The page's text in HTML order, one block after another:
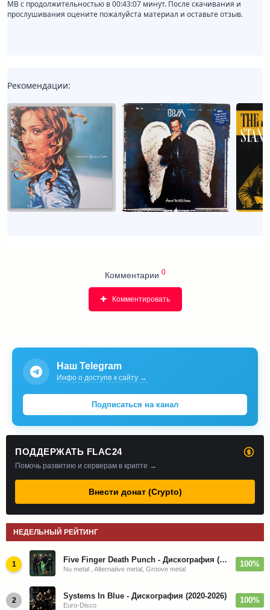
MB с продолжительностью в 00:43:07 минут. После скачивания и
прослушивания оцените пожалуйста материал и оставьте отзыв.
Рекомендации:
Комментарии 0
Комментировать
Наш Telegram
Инфо о доступе к сайту →
Подписаться на канал
ПОДДЕРЖАТЬ FLAC24
Помочь развитию и серверам в крипте →
Внести донат (Crypto)
НЕДЕЛЬНЫЙ РЕЙТИНГ
1 Five Finger Death Punch - Дискография (2008-2026)
Nu metal , Alternative metal, Groove metal
100%
2 Systems In Blue - Дискография (2020-2026)
Euro-Disco
100%